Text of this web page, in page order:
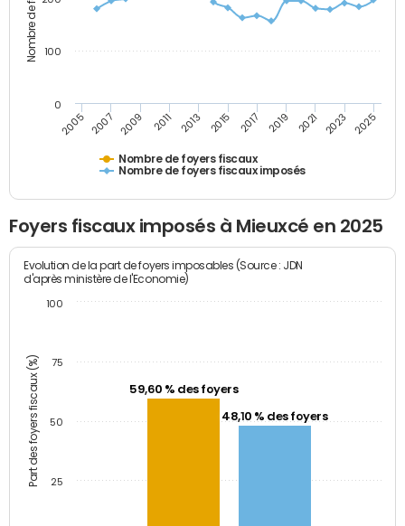
Nombre de foyers fiscaux
Nombre de foyers fiscaux imposés
2005 2007 2009 2011 2013 2015 2017 2019 2021 2023 2025
0
100
Foyers fiscaux imposés à Mieuxcé en 2025
Part des foyers fiscaux (%)
Evolution de la part de foyers imposables (Source : JDN
d'après ministère de l'Economie)
59,60 % des foyers
48,10 % des foyers
25
50
75
100